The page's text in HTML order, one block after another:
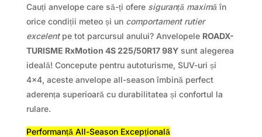
Cauți anvelope care să-ți ofere siguranță maximă în
orice condiții meteo și un comportament rutier
excelentpe tot parcursul anului? Anvelopele ROADX-
TURISME RxMotion 4S 225/50R17 98Ysunt alegerea
ideală! Concepute pentru autoturisme, SUV-uri și
4×4, aceste anvelope all-season îmbină perfect
aderența superioară cu durabilitatea și confortul la
rulare.
Performanță All-Season Excepțională